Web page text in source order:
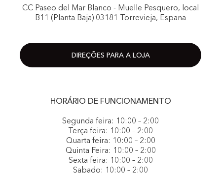
CC Paseo del Mar Blanco - Muelle Pesquero, local
B11 (Planta Baja) 03181 Torrevieja, España
DIREÇÕES PARA A LOJA
HORÁRIO DE FUNCIONAMENTO
Segunda feira: 10:00 – 2:00
Terça feira: 10:00 – 2:00
Quarta feira: 10:00 – 2:00
Quinta Feira: 10:00 – 2:00
Sexta feira: 10:00 – 2:00
Sabado: 10:00 – 2:00